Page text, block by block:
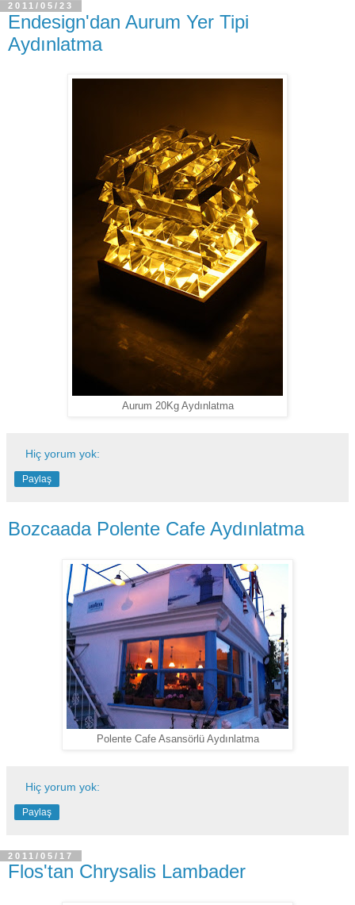
2011/05/23
Endesign'dan Aurum Yer Tipi
Aydınlatma
Aurum 20Kg Aydınlatma
Hiç yorum yok:
Paylaş
Bozcaada Polente Cafe Aydınlatma
Polente Cafe Asansörlü Aydınlatma
Hiç yorum yok:
Paylaş
2011/05/17
Flos'tan Chrysalis Lambader